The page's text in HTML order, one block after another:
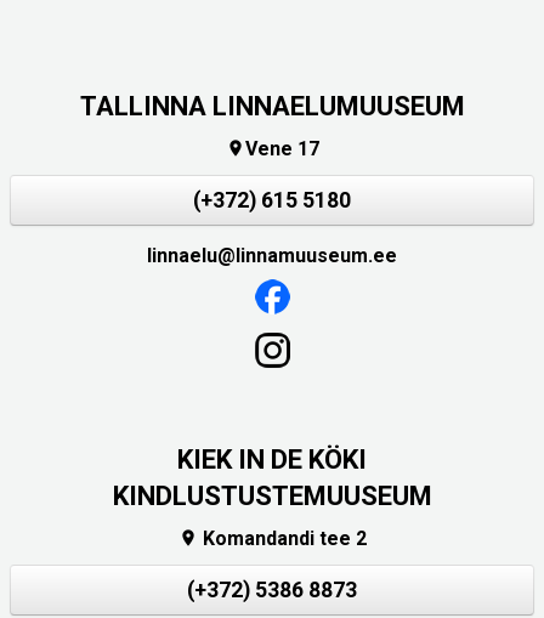
TALLINNA LINNAELUMUUSEUM
Vene 17
(+372) 615 5180
linnaelu@linnamuuseum.ee
KIEK IN DE KÖKI
KINDLUSTUSTEMUUSEUM
 Komandandi tee 2
(+372) 5386 8873